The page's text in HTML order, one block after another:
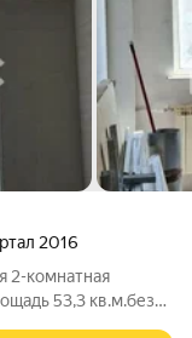
2016
2-комнатная